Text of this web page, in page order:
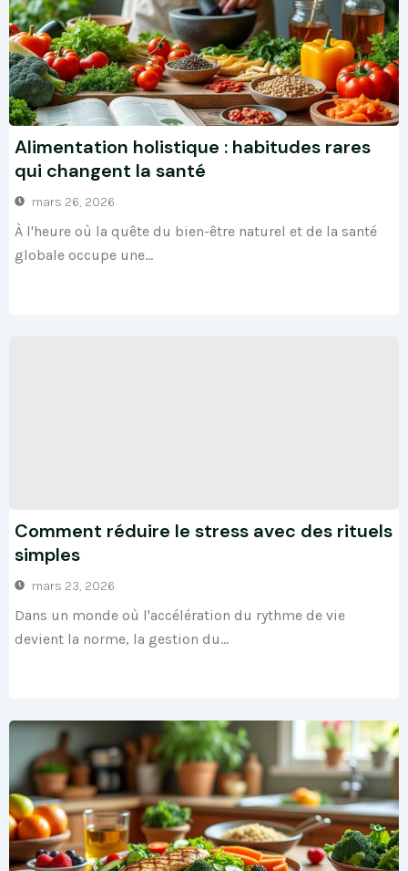
Alimentation holistique : habitudes rares
qui changent la santé
mars 26, 2026
À l'heure où la quête du bien-être naturel et de la santé
globale occupe une...
Comment réduire le stress avec des rituels
simples
mars 23, 2026
Dans un monde où l'accélération du rythme de vie
devient la norme, la gestion du...